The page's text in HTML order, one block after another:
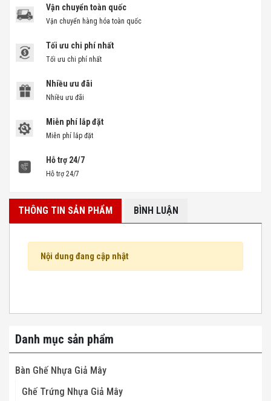
Vận chuyển toàn quốc
Vận chuyển hàng hóa toàn quốc
Tối ưu chi phí nhất
Tối ưu chi phí nhất
Nhiều ưu đãi
Nhiều ưu đãi
Miễn phí lắp đặt
Miễn phí lắp đặt
Hỗ trợ 24/7
Hỗ trợ 24/7
THÔNG TIN SẢN PHẨM BÌNH LUẬN
Nội dung đang cập nhật
Danh mục sản phẩm
Bàn Ghế Nhựa Giả Mây
Ghế Trứng Nhựa Giả Mây